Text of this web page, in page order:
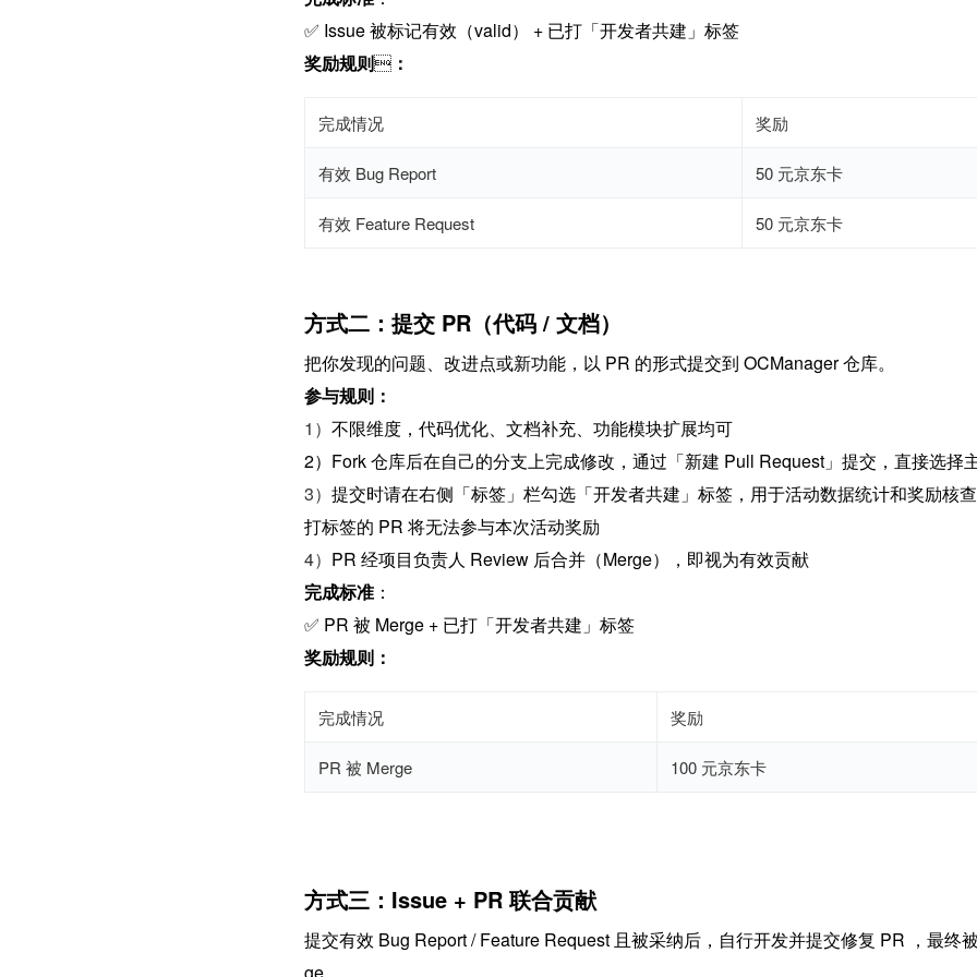
✅ Issue 被标记有效（valid） + 已打「开发者共建」标签
奖励规则 ：
完成情况 奖励
有效 Bug Report 50 元京东卡
有效 Feature Request 50 元京东卡
方式二：提交 PR（代码 / 文档）
把你发现的问题、改进点或新功能，以 PR 的形式提交到 OCManager 仓库。
参与规则：
1） 不限维度，代码优化、文档补充、功能模块扩展均可
2）Fork 仓库后在自己的分支上完成修改，通过「新建 Pull Request」提交，直接选择
3） 提交时请在右侧「标签」栏勾选「开发者共建」标签，用于活动数据统计和奖励核
打标签的 PR 将无法参与本次活动奖励
4） PR 经项目负责人 Review 后合并（Merge），即视为有效贡献
完成标准 ：
✅ PR 被 Merge + 已打「开发者共建」标签
奖励规则：
完成情况 奖励
PR 被 Merge 100 元京东卡
方式三：Issue + PR 联合贡献
提交有效 Bug Report / Feature Request 且被采纳后，自行开发并提交修复 PR ，最终